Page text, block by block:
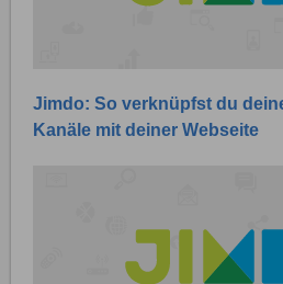
Jimdo: So verknüpfst du
Kanäle mit deiner Webseite